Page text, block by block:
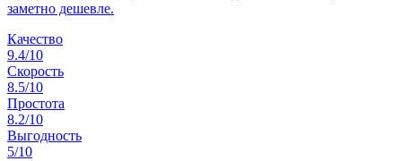
заметно дешевле.
Качество
9.4/10
Скорость
8.5/10
Простота
8.2/10
Выгодность
5/10